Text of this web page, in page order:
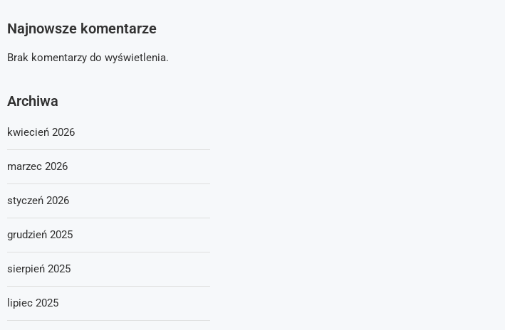
Najnowsze komentarze
Brak komentarzy do wyświetlenia.
Archiwa
kwiecień 2026
marzec 2026
styczeń 2026
grudzień 2025
sierpień 2025
lipiec 2025